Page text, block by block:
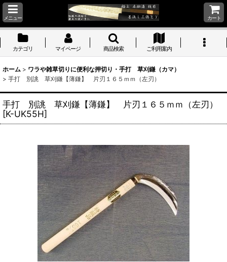
メニュー カート
カテゴリ マイページ 商品検索 ご利用案内
ホーム > ワラや雑草切りに便利な押切り・手打 草刈鎌（カマ）
> 手打 別誂 草刈鎌【薄鎌】 片刃１６５ｍｍ（左刃）
手打 別誂 草刈鎌【薄鎌】 片刃１６５ｍｍ（左刃）
[K-UK55H]